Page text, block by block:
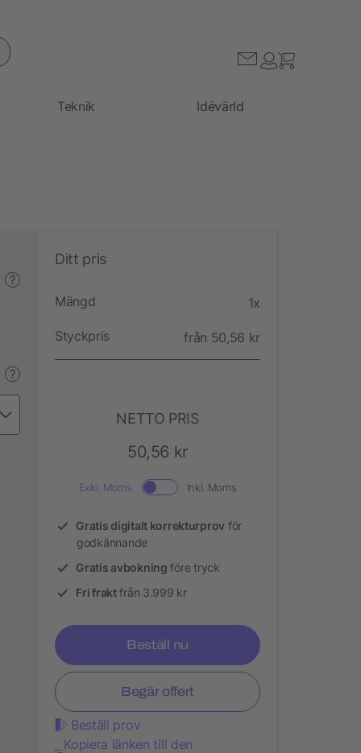
Teknik Idévärld
?
?
Ditt pris
Mängd 1x
Styckpris från 50,56 kr
NETTO PRIS
50,56 kr
Exkl. Moms. Inkl. Moms
Gratis digitalt korrekturprov för
godkännande
Gratis avbokning före tryck
Fri fraktfrån 3.999 kr
Beställ nu
Begär offert
Beställ prov
Kopiera länken till den